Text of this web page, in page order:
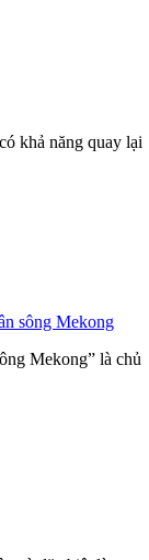
khả năng quay lại
sông Mekong
Mekong” là chủ